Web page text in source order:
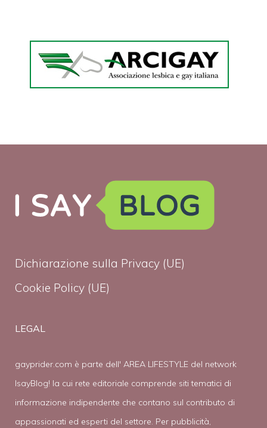
Dichiarazione sulla Privacy (UE)
Cookie Policy (UE)
LEGAL
gayprider.com è parte dell' AREA LIFESTYLE del network
IsayBlog! la cui rete editoriale comprende siti tematici di
informazione indipendente che contano sul contributo di
appassionati ed esperti del settore. Per pubblicità,